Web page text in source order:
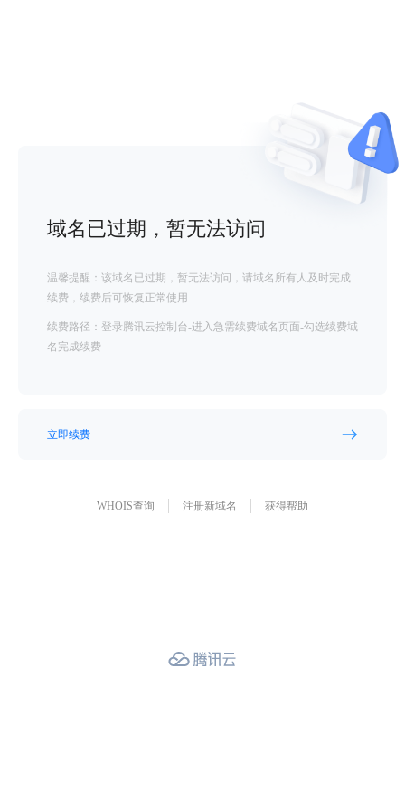
域名已过期，暂无法访问
温馨提醒：该域名已过期，暂无法访问，请域名所有人及时完成
续费，续费后可恢复正常使用
续费路径：登录腾讯云控制台-进入急需续费域名页面-勾选续费域
名完成续费
立即续费
WHOIS查询 注册新域名 获得帮助